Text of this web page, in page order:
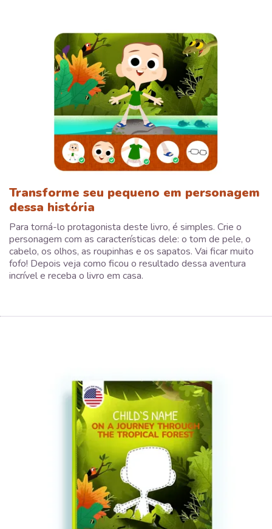
Transforme seu pequeno em personagem
dessa história
Para torná-lo protagonista deste livro, é simples. Crie o
personagem com as características dele: o tom de pele, o
cabelo, os olhos, as roupinhas e os sapatos. Vai ficar muito
fofo! Depois veja como ficou o resultado dessa aventura
incrível e receba o livro em casa.